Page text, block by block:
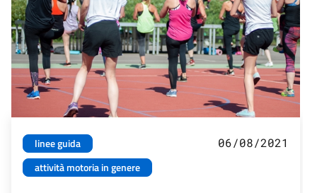
linee guida
attività motoria in genere
06/08/2021